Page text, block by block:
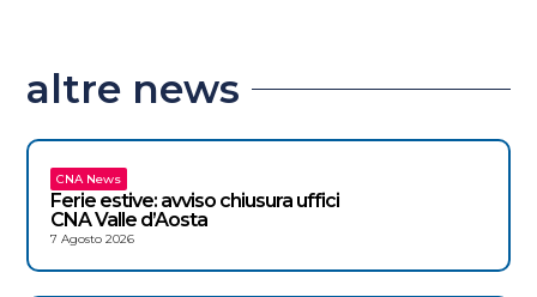
altre news
CNA News
Ferie estive: avviso chiusura uffici
CNA Valle d’Aosta
7 Agosto 2026